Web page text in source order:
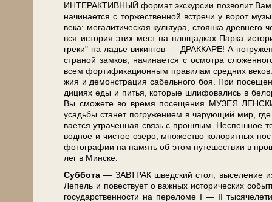
ИНТЕРАКТИВНЫЙ фор­мат экс­кур­сии поз­во­лит Вам
на­чи­на­ет­ся с торжественной встре­чи у ворот
ве­ка: мегалитическая куль­ту­ра, стоянка
вся ис­то­рия этих мест на площадках Парка
греки" на ладье викингов — ДРАККАРЕ! А
стра­ной зам­ков, на­чи­на­ет­ся с осмот­ра
всем фортификационным правилам средних
жия и де­мон­стра­ция са­бель­но­го боя. При
ди­ци­ях еды и пи­тья, ко­то­рые шли­фо­ва­лись в
Вы смо­же­те во вре­мя по­се­ще­ния МУЗЕЯ
усадь­бы ста­нет по­гру­же­ни­ем в ча­ру­ю­щий мир,
ва­ет­ся утра­чен­ная связь с про­шлым. Не­спеш­ное
вод­ное и чи­стое озе­ро, мно­же­ство ко­ло­рит­ных
фо­то­гра­фии на па­мять об этом пу­те­ше­ствии в
лег в Мин­ске.
Суб­бо­та — ЗАВ­ТРАК швед­ский стол, вы­се­ле­ние
Ле­пель и по­вест­ву­ет о важ­ных ис­то­ри­че­ских
го­су­дар­ствен­но­сти на пе­ре­ло­ме I — II